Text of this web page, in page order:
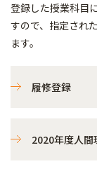
登録した授業科目
すので、指定され
ます。
履修登録
2020年度人間